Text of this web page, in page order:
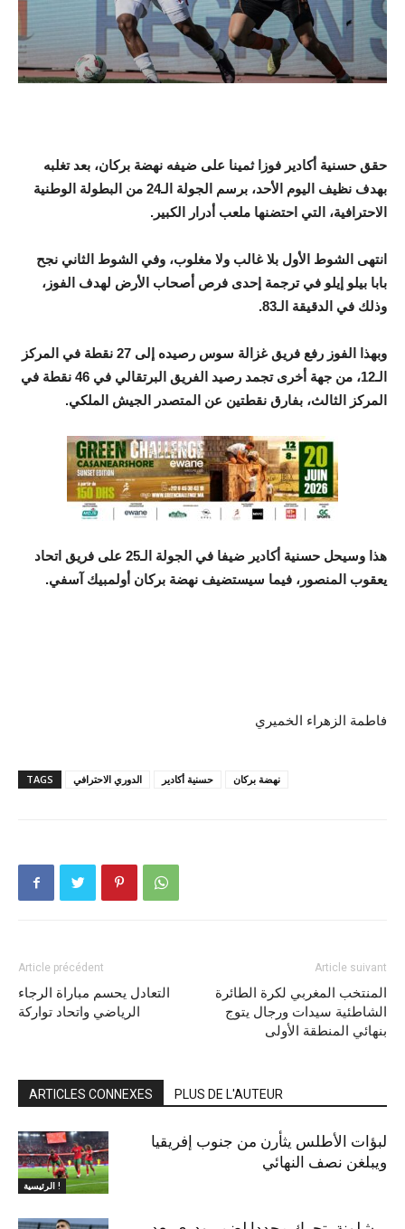
حقق حسنية أكادير فوزا ثمينا على ضيفه نهضة بركان، بعد تغلبه
بهدف نظيف اليوم الأحد، برسم الجولة الـ24 من البطولة الوطنية
الاحترافية، التي احتضنها ملعب أدرار الكبير.
انتهى الشوط الأول بلا غالب ولا مغلوب، وفي الشوط الثاني نجح
بابا بيلو إيلو في ترجمة إحدى فرص أصحاب الأرض لهدف الفوز،
وذلك في الدقيقة الـ83.
وبهذا الفوز رفع فريق غزالة سوس رصيده إلى 27 نقطة في المركز
الـ12، من جهة أخرى تجمد رصيد الفريق البرتقالي في 46 نقطة في
المركز الثالث، بفارق نقطتين عن المتصدر الجيش الملكي.
هذا وسيحل حسنية أكادير ضيفا في الجولة الـ25 على فريق اتحاد
يعقوب المنصور، فيما سيستضيف نهضة بركان أولمبيك آسفي.
فاطمة الزهراء الخميري
TAGS الدوري الاحترافي حسنية أكادير نهضة بركان
Article précédent
التعادل يحسم مباراة الرجاء
الرياضي واتحاد تواركة
Article suivant
المنتخب المغربي لكرة الطائرة
الشاطئية سيدات ورجال يتوج
بنهائي المنطقة الأولى
ARTICLES CONNEXES PLUS DE L'AUTEUR
الرئيسية !
لبؤات الأطلس يثأرن من جنوب إفريقيا
ويبلغن نصف النهائي